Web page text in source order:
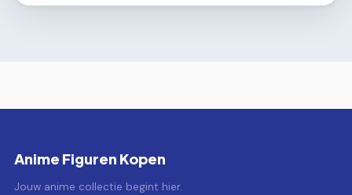
Anime Figuren Kopen
Jouw anime collectie begint hier.